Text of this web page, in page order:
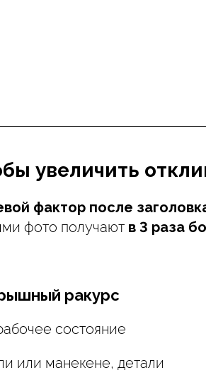
увеличить
фактор после
фото получают в 3 раза
ракурс
состояние
или манекене, детали